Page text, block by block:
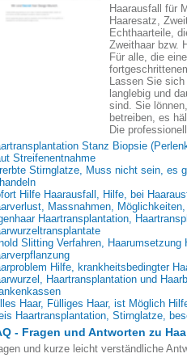
Haarausfall für
Haaresatz,
Echthaarteile,
Zweithaar bzw.
Für alle, die
Lassen Sie
langlebig und
sind. Sie
betreiben, es
Die
Stanz Biopsie
Streifenentnahme
Stirnglatze, Muss nicht sein, es
Hilfe Haarausfall, Hilfe, bei
Massnahmen,
Haartransplantation,
Slitting Verfahren,
Hilfe, krankheitsbedingter
Haartransplantation und
Haar, Fülliges Haar, ist Möglich
Haartransplantation, Stirnglatze,
- Fragen und Antworten zu
und kurze leicht verständliche